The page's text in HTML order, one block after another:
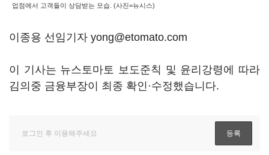
업점에서 고객들이 상담받는 모습. (사진=뉴시스)
이종용 선임기자 yong@etomato.com
이 기사는 뉴스토마토 보도준칙 및 윤리강령에 따라
김의중 금융부장이 최종 확인·수정했습니다.